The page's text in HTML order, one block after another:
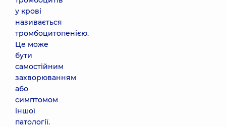
у крові
називається
тромбоцитопенією.
Це може
бути
самостійним
захворюванням
або
симптомом
іншої
патології.